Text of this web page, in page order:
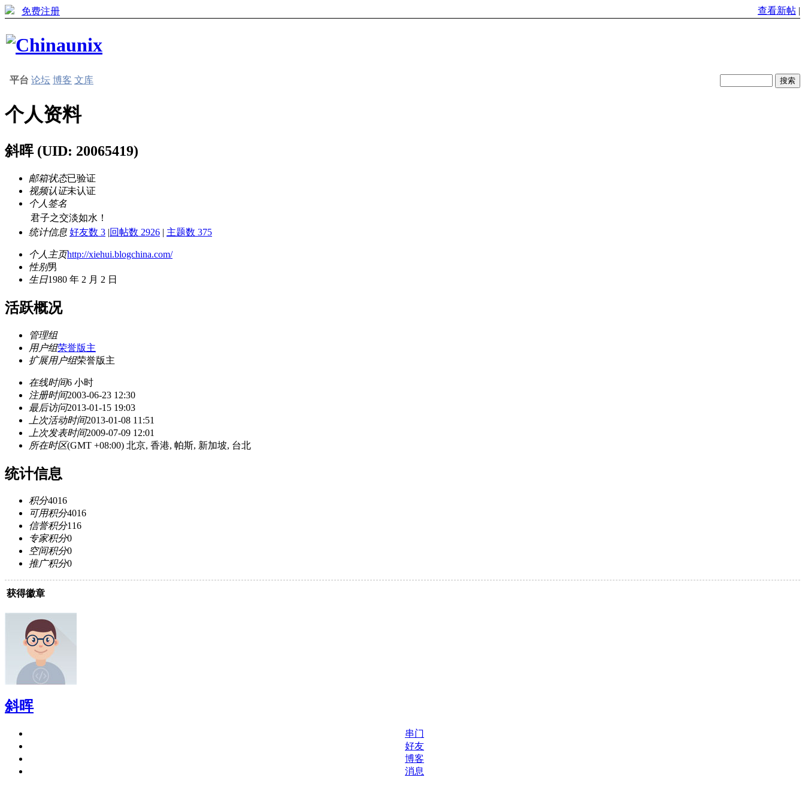
免费注册 查看新帖 |
平台 论坛 博客 文库
个人资料
斜晖 (UID: 20065419)
邮箱状态已验证
视频认证未认证
个人签名
君子之交淡如水！
统计信息 好友数 3 |回帖数 2926 | 主题数 375
个人主页http://xiehui.blogchina.com/
性别男
生日1980 年 2 月 2 日
活跃概况
管理组
用户组荣誉版主
扩展用户组荣誉版主
在线时间6 小时
注册时间2003-06-23 12:30
最后访问2013-01-15 19:03
上次活动时间2013-01-08 11:51
上次发表时间2009-07-09 12:01
所在时区(GMT +08:00) 北京, 香港, 帕斯, 新加坡, 台北
统计信息
积分4016
可用积分4016
信誉积分116
专家积分0
空间积分0
推广积分0
获得徽章
斜晖
串门
好友
博客
消息